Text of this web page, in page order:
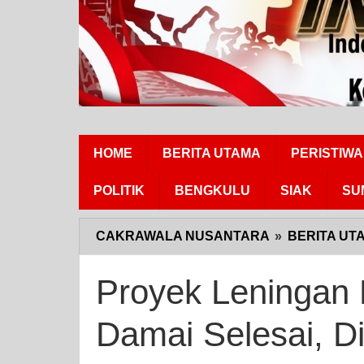
HOME BERITA UTAMA PERISTIWA
POLITIK BENGKULU SIAK
CAKRAWALA NUSANTARA » BERITA
Proyek
Damai Selesai,